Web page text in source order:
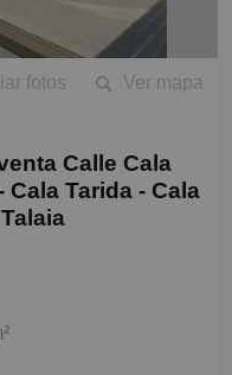
Ver mapa
fotos
Calle Cala
Cala Tarida - Cala